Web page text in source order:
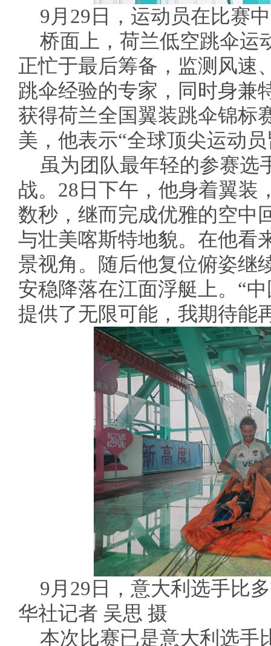
9月29日，运动员在比赛
桥面上，荷兰低空跳伞运
正忙于最后筹备，监测风速
跳伞经验的专家，同时身兼
获得荷兰全国翼装跳伞锦标
美，他表示“全球顶尖运动
虽为团队最年轻的参赛选
战。28日下午，他身着翼装
数秒，继而完成优雅的空中
与壮美喀斯特地貌。在他看
景视角。随后他复位俯姿继
安稳降落在江面浮艇上。“
提供了无限可能，我期待能
9月29日，意大利选手比
华社记者 吴思 摄
本次比赛已是意大利选手